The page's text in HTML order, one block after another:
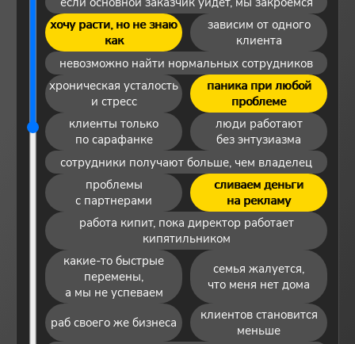
хочу расти, но не знаю
как
зависим от одного
клиента
невозможно найти нормальных сотрудников
хроническая усталость
и стресс
паника при любой
проблеме
клиенты только
по сарафанке
люди работают
без энтузиазма
сотрудники получают больше, чем владелец
проблемы
с партнерами
сливаем деньги
на рекламу
работа кипит, пока директор работает
кипятильником
какие‑то быстрые
перемены,
а мы не успеваем
семья жалуется,
что меня нет дома
раб своего же бизнеса
клиентов становится
меньше